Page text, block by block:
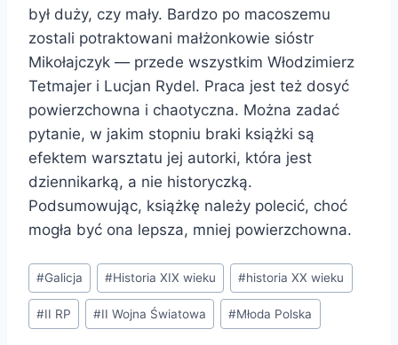
był duży, czy mały. Bardzo po macoszemu
zostali potraktowani małżonkowie sióstr
Mikołajczyk — przede wszystkim Włodzimierz
Tetmajer i Lucjan Rydel. Praca jest też dosyć
powierzchowna i chaotyczna. Można zadać
pytanie, w jakim stopniu braki książki są
efektem warsztatu jej autorki, która jest
dziennikarką, a nie historyczką.
Podsumowując, książkę należy polecić, choć
mogła być ona lepsza, mniej powierzchowna.
Tagi
wpisu:
#Galicja #Historia XIX wieku #historia XX wieku
#II RP #II Wojna Światowa #Młoda Polska